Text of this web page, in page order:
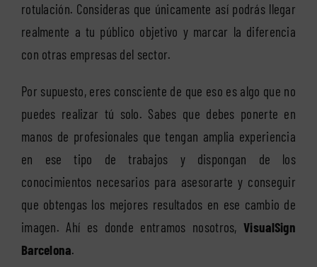
rotulación. Consideras que únicamente así podrás llegar
realmente a tu público objetivo y marcar la diferencia
con otras empresas del sector.
Por supuesto, eres consciente de que eso es algo que no
puedes realizar tú solo. Sabes que debes ponerte en
manos de profesionales que tengan amplia experiencia
en ese tipo de trabajos y dispongan de los
conocimientos necesarios para asesorarte y conseguir
que obtengas los mejores resultados en ese cambio de
imagen. Ahí es donde entramos nosotros,VisualSign
Barcelona.